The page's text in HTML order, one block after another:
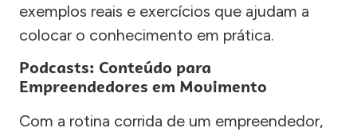
exemplos reais e exercícios que ajudam a
colocar o conhecimento em prática.
Podcasts: Conteúdo para
Empreendedores em Movimento
Com a rotina corrida de um empreendedor,